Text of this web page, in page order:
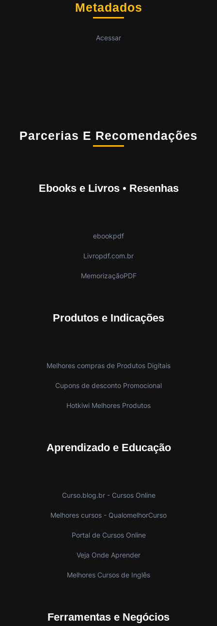
Metadados
Acessar
Parcerias E Recomendações
Ebooks e Livros • Resenhas
ebookpdf
Livropdf.com.br
MemorizaçãoPDF
Produtos e Indicações
Melhores compras de Produtos Digitais
Cupons de desconto Promocional
Hotkiwi Melhores Produtos
Aprendizado e Educação
Curso.blog.br - Cursos Online
Melhores cursos - QualomelhorCurso
Portal de Cursos Online
Veja Onde Aprender
Melhores Cursos de Inglês
Ferramentas e Negócios